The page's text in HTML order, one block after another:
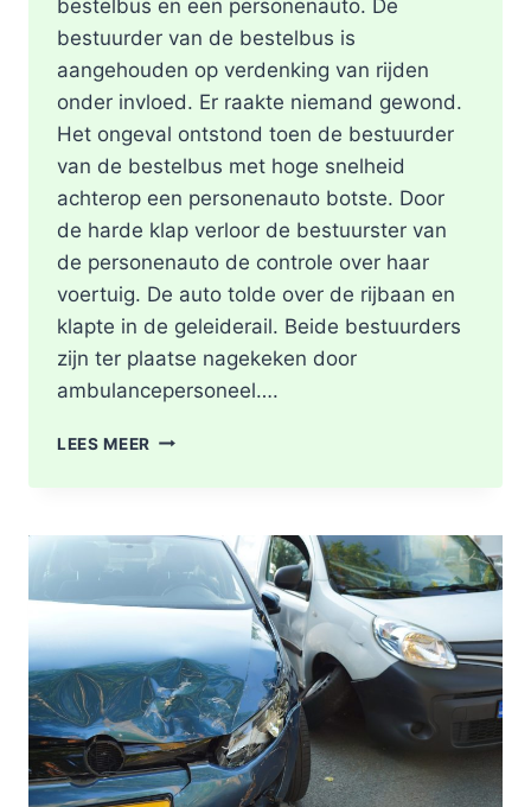
bestelbus en een personenauto. De
bestuurder van de bestelbus is
aangehouden op verdenking van rijden
onder invloed. Er raakte niemand gewond.
Het ongeval ontstond toen de bestuurder
van de bestelbus met hoge snelheid
achterop een personenauto botste. Door
de harde klap verloor de bestuurster van
de personenauto de controle over haar
voertuig. De auto tolde over de rijbaan en
klapte in de geleiderail. Beide bestuurders
zijn ter plaatse nagekeken door
ambulancepersoneel….
LEES MEER HOOFDRIJBAAN
AFGESLOTEN
NA
ZWAAR
ONGEVAL,
BESTUURDER
AANGEHOUDEN